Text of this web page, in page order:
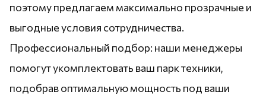
поэтому предлагаем максимально прозрачные и
выгодные условия сотрудничества.
Профессиональный подбор: наши менеджеры
помогут укомплектовать ваш парк техники,
подобрав оптимальную мощность под ваши